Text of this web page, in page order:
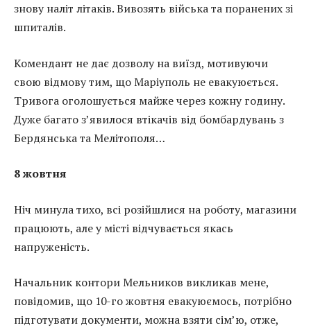
знову наліт літаків. Вивозять війська та поранених зі
шпиталів.
Комендант не дає дозволу на виїзд, мотивуючи
свою відмову тим, що Маріуполь не евакуюється.
Тривога оголошується майже через кожну годину.
Дуже багато з’явилося втікачів від бомбардувань з
Бердянська та Мелітополя…
8 жовтня
Ніч минула тихо, всі розійшлися на роботу, магазини
працюють, але у місті відчувається якась
напруженість.
Начальник контори Мельников викликав мене,
повідомив, що 10-го жовтня евакуюємось, потрібно
підготувати документи, можна взяти сім’ю, отже,